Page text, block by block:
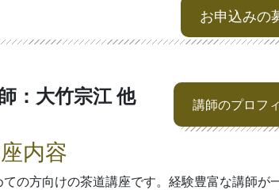
お申込みの
：大竹宗江 他 講師のプロフ
内容
ての方向けの茶道講座です。経験豊富な講師が